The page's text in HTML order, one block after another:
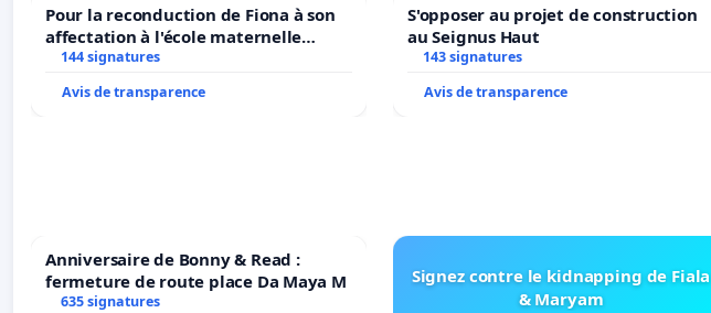
Pour la reconduction de Fiona à son
affectation à l'école maternelle
LAMARTINE auprès de Léo N. en
2026/2027
144 signatures
Avis de transparence
S'opposer au projet de construction
au Seignus Haut
143 signatures
Avis de transparence
Anniversaire de Bonny & Read :
fermeture de route place Da Maya M
635 signatures
Signez contre le kidnapping de Fiala
& Maryam